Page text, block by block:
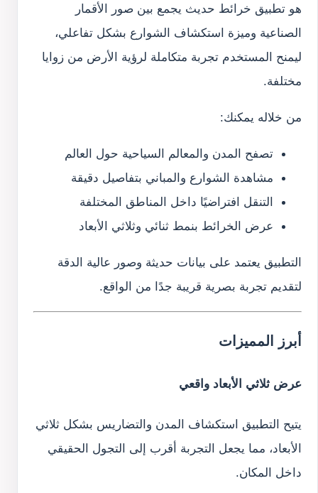
هو تطبيق خرائط حديث يجمع بين صور الأقمار
الصناعية وميزة استكشاف الشوارع بشكل تفاعلي،
ليمنح المستخدم تجربة متكاملة لرؤية الأرض من زوايا
مختلفة.
من خلاله يمكنك:
تصفح المدن والمعالم السياحية حول العالم
مشاهدة الشوارع والمباني بتفاصيل دقيقة
التنقل افتراضيًا داخل المناطق المختلفة
عرض الخرائط بنمط ثنائي وثلاثي الأبعاد
التطبيق يعتمد على بيانات حديثة وصور عالية الدقة
لتقديم تجربة بصرية قريبة جدًا من الواقع.
أبرز المميزات
عرض ثلاثي الأبعاد واقعي
يتيح التطبيق استكشاف المدن والتضاريس بشكل ثلاثي
الأبعاد، مما يجعل التجربة أقرب إلى التجول الحقيقي
داخل المكان.